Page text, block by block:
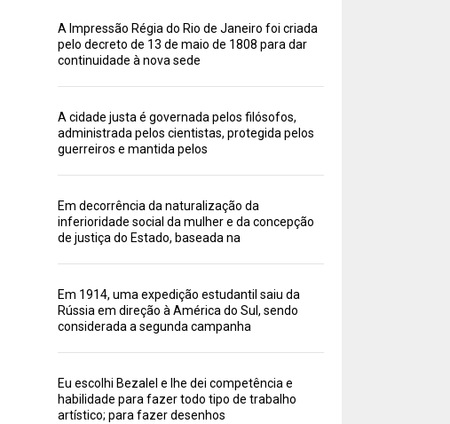
A Impressão Régia do Rio de Janeiro foi criada
pelo decreto de 13 de maio de 1808 para dar
continuidade à nova sede
A cidade justa é governada pelos filósofos,
administrada pelos cientistas, protegida pelos
guerreiros e mantida pelos
Em decorrência da naturalização da
inferioridade social da mulher e da concepção
de justiça do Estado, baseada na
Em 1914, uma expedição estudantil saiu da
Rússia em direção à América do Sul, sendo
considerada a segunda campanha
Eu escolhi Bezalel e lhe dei competência e
habilidade para fazer todo tipo de trabalho
artístico; para fazer desenhos